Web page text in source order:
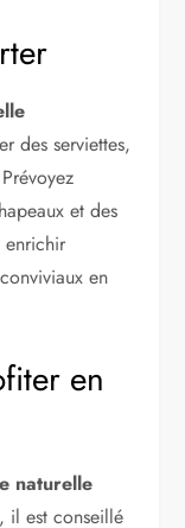
des serviettes,
et des
enrichir
en
en
naturelle
il est conseillé